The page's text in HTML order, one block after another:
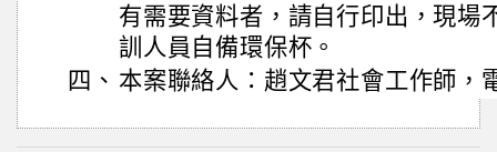
有需要資料者，請自行印出，現場
訓人員自備環保杯。
四、 本案聯絡人：趙文君社會工作師，